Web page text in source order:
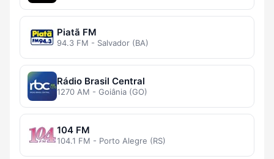
Piatã FM
94.3 FM - Salvador (BA)
Rádio Brasil Central
1270 AM - Goiânia (GO)
104 FM
104.1 FM - Porto Alegre (RS)